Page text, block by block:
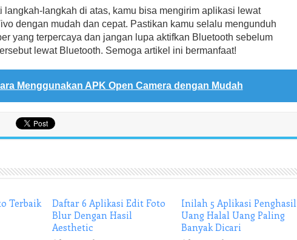
langkah-langkah di atas, kamu bisa mengirim aplikasi lewat
dengan mudah dan cepat. Pastikan kamu selalu mengunduh
yang terpercaya dan jangan lupa aktifkan Bluetooth sebelum
lewat Bluetooth. Semoga artikel ini bermanfaat!
Menggunakan APK Open Camera dengan Mudah
Terbaik
Daftar 6 Aplikasi Edit Foto
Blur Dengan Hasil
Aesthetic
Inilah 5 Aplikasi Penghasil
Uang Halal Uang Paling
Banyak Dicari